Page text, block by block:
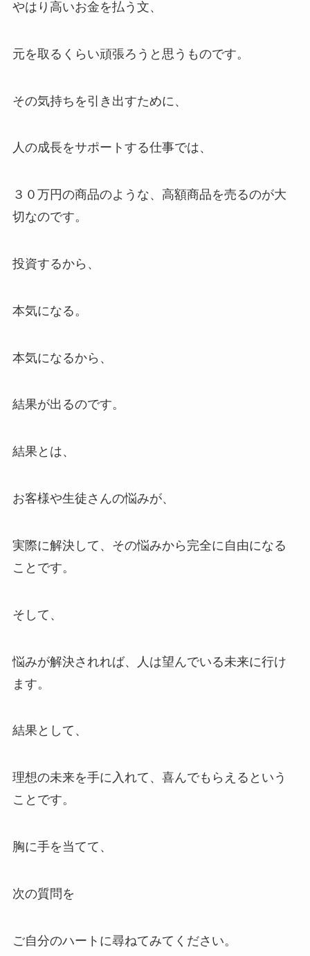
やはり高いお金を払う文、
元を取るくらい頑張ろうと思うものです。
その気持ちを引き出すために、
人の成長をサポートする仕事では、
３０万円の商品のような、高額商品を売るのが大
切なのです。
投資するから、
本気になる。
本気になるから、
結果が出るのです。
結果とは、
お客様や生徒さんの悩みが、
実際に解決して、その悩みから完全に自由になる
ことです。
そして、
悩みが解決されれば、人は望んでいる未来に行け
ます。
結果として、
理想の未来を手に入れて、喜んでもらえるという
ことです。
胸に手を当てて、
次の質問を
ご自分のハートに尋ねてみてください。